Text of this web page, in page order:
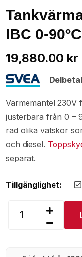
19,880.00 kr
IBC 0-
Värmemantel 230V
justerbara från 0 –
rad olika vätskor
och diesel.
separat.
Tillgänglighet: